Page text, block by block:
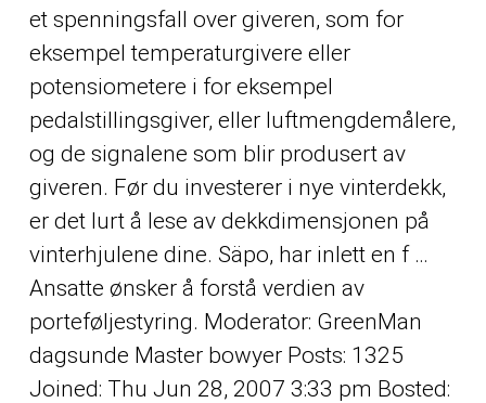
et spenningsfall over giveren, som for
eksempel temperaturgivere eller
potensiometere i for eksempel
pedalstillingsgiver, eller luftmengdemålere,
og de signalene som blir produsert av
giveren. Før du investerer i nye vinterdekk,
er det lurt å lese av dekkdimensjonen på
vinterhjulene dine. Säpo, har inlett en f …
Ansatte ønsker å forstå verdien av
porteføljestyring. Moderator: GreenMan
dagsunde Master bowyer Posts: 1325
Joined: Thu Jun 28, 2007 3:33 pm Bosted: